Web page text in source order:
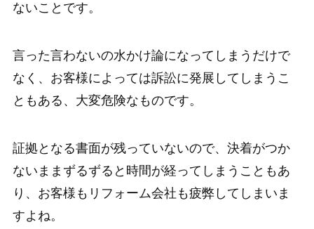
ないことです。
言った言わないの水かけ論になってしまうだけで
なく、お客様によっては訴訟に発展してしまうこ
ともある、大変危険なものです。
証拠となる書面が残っていないので、決着がつか
ないままずるずると時間が経ってしまうこともあ
り、お客様もリフォーム会社も疲弊してしまいま
すよね。